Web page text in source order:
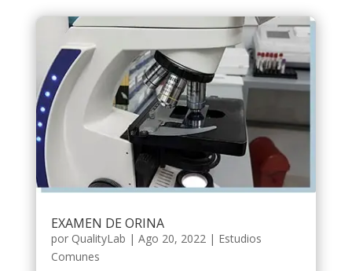
EXAMEN DE ORINA
por QualityLab | Ago 20, 2022| Estudios
Comunes